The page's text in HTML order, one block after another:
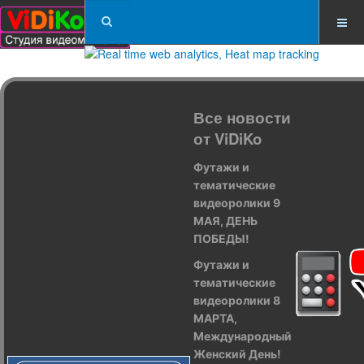
Все новости
от ViDiKo
Футажи и
тематические
видеоролики 9
МАЯ, ДЕНЬ
ПОБЕДЫ!
Футажи и
тематические
видеоролики 8
МАРТА,
Международный
Женский День!